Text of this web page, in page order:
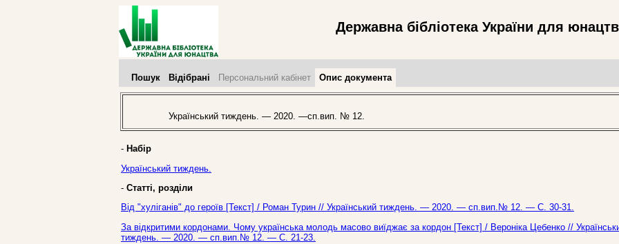
Державна бібліотека України для
Пошук Відібрані Персональний кабінет Опис документа
Український тиждень. — 2020. —сп.вип. № 12.
- Набір
Український тиждень.
- Статті, розділи
Від "хуліганів" до героїв [Текст] / Роман Турин // Український тиждень. — 2020. — сп.вип.№ 12. — С. 30-31.
За відкритими кордонами. Чому українська молодь масово виїджає за кордон [Текст] / Вероніка Цебенко //
тиждень. — 2020. — сп.вип.№ 12. — С. 21-23.